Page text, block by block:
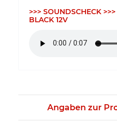
>>> SOUNDSCHECK
BLACK 12V
Angaben zur